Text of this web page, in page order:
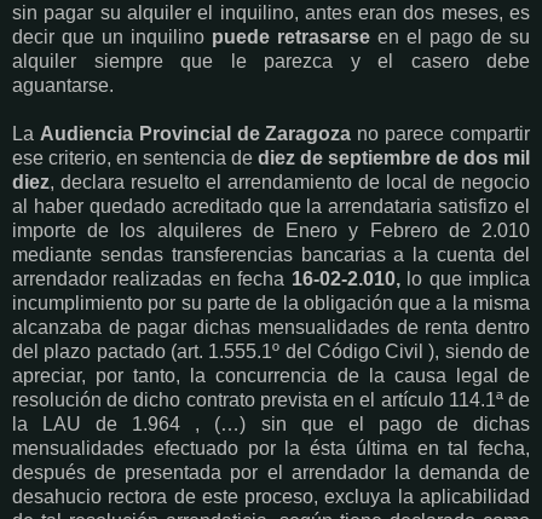
sin pagar su alquiler el inquilino, antes eran dos meses, es
decir que un inquilino puede retrasarse en el pago de su
alquiler siempre que le parezca y el casero debe
aguantarse.
La Audiencia Provincial de Zaragoza no parece compartir
ese criterio, en sentencia de diez de septiembre de dos mil
diez, declara resuelto el arrendamiento de local de negocio
al haber quedado acreditado que la arrendataria satisfizo el
importe de los alquileres de Enero y Febrero de 2.010
mediante sendas transferencias bancarias a la cuenta del
arrendador realizadas en fecha 16-02-2.010,lo que implica
incumplimiento por su parte de la obligación que a la misma
alcanzaba de pagar dichas mensualidades de renta dentro
del plazo pactado (art. 1.555.1º del Código Civil ), siendo de
apreciar, por tanto, la concurrencia de la causa legal de
resolución de dicho contrato prevista en el artículo 114.1ª de
la LAU de 1.964 , (…) sin que el pago de dichas
mensualidades efectuado por la ésta última en tal fecha,
después de presentada por el arrendador la demanda de
desahucio rectora de este proceso, excluya la aplicabilidad